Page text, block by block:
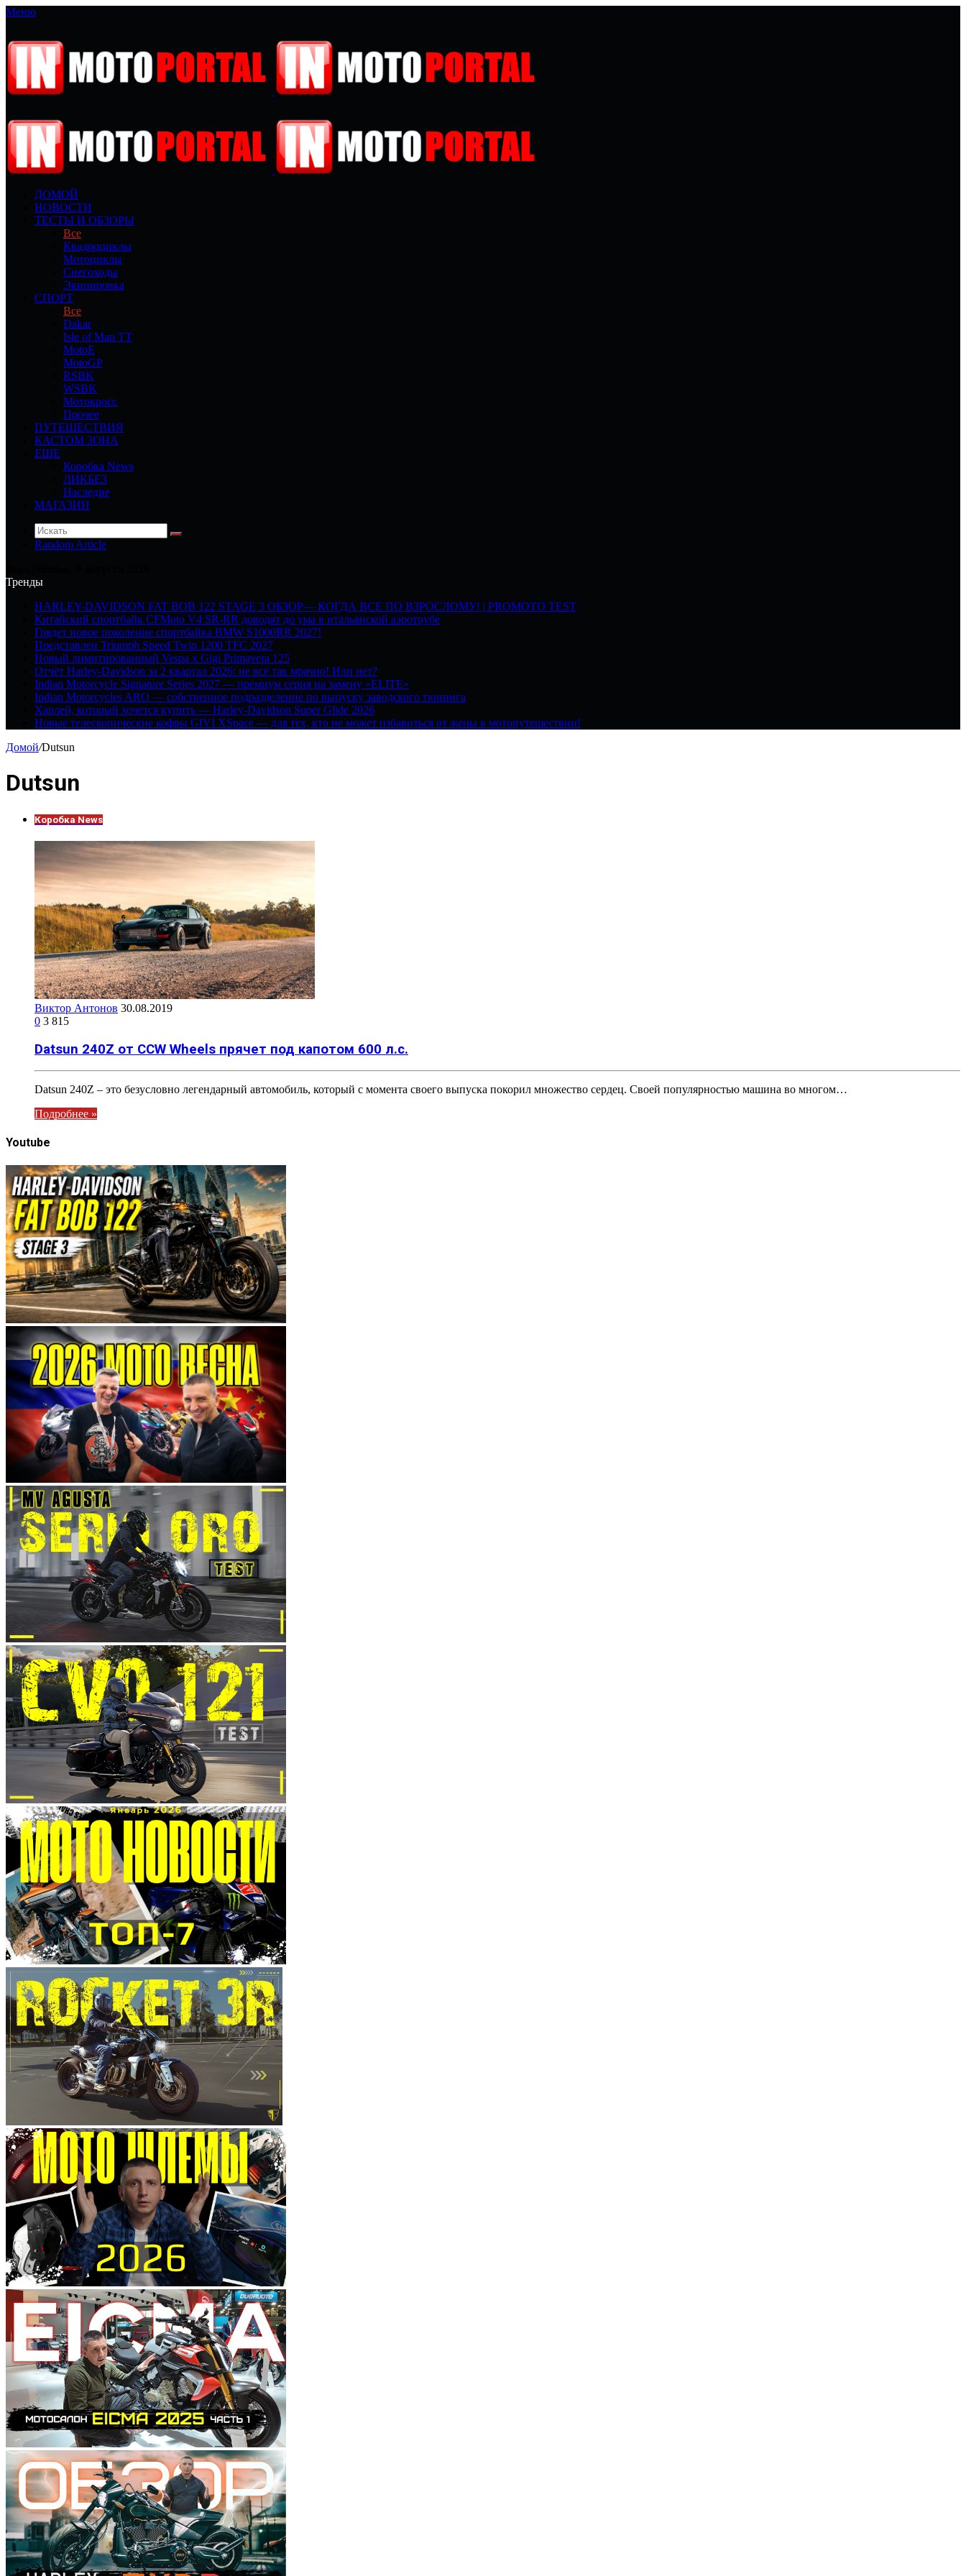
Меню
ДОМОЙ
НОВОСТИ
ТЕСТЫ И ОБЗОРЫ
Все
Квадроциклы
Мотоциклы
Снегоходы
Экипировка
СПОРТ
Все
Dakar
Isle of Man TT
MotoE
MotoGP
RSBK
WSBK
Мотокросс
Прочее
ПУТЕШЕСТВИЯ
КАСТОМ ЗОНА
ЕЩЕ
Коробка News
ЛИКБЕЗ
Наследие
МАГАЗИН
Random Article
Тренды
HARLEY-DAVIDSON FAT BOB 122 STAGE 3 ОБЗОР— КОГДА ВСЕ ПО ВЗРОСЛОМУ! | PROMOTO TEST
Китайский спортбайк CFMoto V4 SR-RR доводят до ума в итальянской аэротрубе
Грядет новое поколение спортбайка BMW S1000RR 2027!
Представлен Triumph Speed Twin 1200 TFC 2027
Новый лимитированный Vespa x Gigi Primavera 125
Отчёт Harley-Davidson за 2 квартал 2026: не всё так мрачно! Или нет?
Indian Motorcycle Signature Series 2027 — премиум серия на замену «ELITE»
Indian Motorcycles ARO — собственное подразделение по выпуску заводского тюнинга
Харлей, который хочется купить — Harley-Davidson Super Glide 2026
Новые телескопические кофры GIVI XSpace — для тех, кто не может избавиться от жены в мотопутешествии!
Домой/Dutsun
Dutsun
Коробка News
Виктор Антонов 30.08.2019
0 3 815
Datsun 240Z от CCW Wheels прячет под капотом 600 л.с.
Datsun 240Z – это безусловно легендарный автомобиль, который с момента своего выпуска покорил множество сердец. Своей популярностью машина во многом…
Подробнее »
Youtube